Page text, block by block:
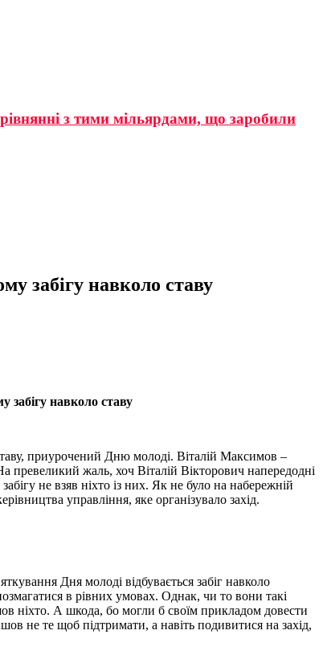
з тими мільярдами, що заробили
забігу навколо ставу
забігу навколо ставу
приурочений Дню молоді. Віталій Максимов –
жаль, хоч Віталій Вікторович напередодні
не взяв ніхто із них. Як не було на набережній
управління, яке організувало захід.
Дня молоді відбувається забіг навколо
в рівних умовах. Однак, чи то вони такі
ніхто. А шкода, бо могли б своїм прикладом довести
не те щоб підтримати, а навіть подивитися на захід,